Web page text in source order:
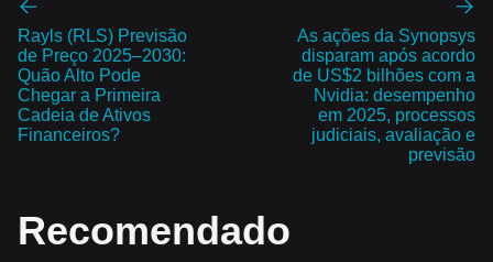
Rayls (RLS) Previsão
de Preço 2025–2030:
Quão Alto Pode
Chegar a Primeira
Cadeia de Ativos
Financeiros?
As ações da Synopsys
disparam após acordo
de US$2 bilhões com a
Nvidia: desempenho
em 2025, processos
judiciais, avaliação e
previsão
Recomendado